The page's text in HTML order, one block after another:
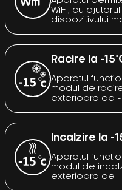
WiFi, cu
dispozitivului
Racire la -
Aparatul
modul de
exterioara de -
Incalzire la -
Aparatul
modul de
exterioara de -